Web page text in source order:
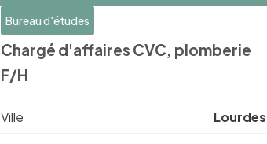
Bureau d'études
Chargé d'affaires CVC, plomberie
F/H
Ville Lourdes